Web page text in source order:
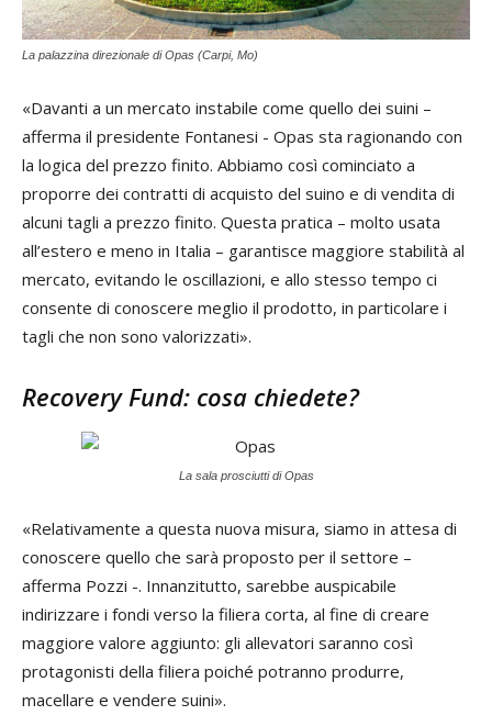
La palazzina direzionale di Opas (Carpi, Mo)
«Davanti a un mercato instabile come quello dei suini –
afferma il presidente Fontanesi - Opas sta ragionando con
la logica del prezzo finito. Abbiamo così cominciato a
proporre dei contratti di acquisto del suino e di vendita di
alcuni tagli a prezzo finito. Questa pratica – molto usata
all’estero e meno in Italia – garantisce maggiore stabilità al
mercato, evitando le oscillazioni, e allo stesso tempo ci
consente di conoscere meglio il prodotto, in particolare i
tagli che non sono valorizzati».
Recovery Fund: cosa chiedete?
La sala prosciutti di Opas
«Relativamente a questa nuova misura, siamo in attesa di
conoscere quello che sarà proposto per il settore –
afferma Pozzi -. Innanzitutto, sarebbe auspicabile
indirizzare i fondi verso la filiera corta, al fine di creare
maggiore valore aggiunto: gli allevatori saranno così
protagonisti della filiera poiché potranno produrre,
macellare e vendere suini».